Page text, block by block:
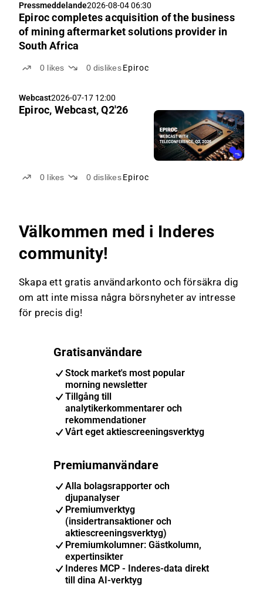
Pressmeddelande2026-08-04 06:30
Epiroc completes acquisition of the business
of mining aftermarket solutions provider in
South Africa
0 likes 0 dislikes Epiroc
Webcast2026-07-17 12:00
Epiroc, Webcast, Q2'26
0 likes 0 dislikes Epiroc
Välkommen med i Inderes
community!
Skapa ett gratis användarkonto och försäkra dig
om att inte missa några börsnyheter av intresse
för precis dig!
Gratisanvändare
Stock market's most popular
morning newsletter
Tillgång till
analytikerkommentarer och
rekommendationer
Vårt eget aktiescreeningsverktyg
Premiumanvändare
Alla bolagsrapporter och
djupanalyser
Premiumverktyg
(insidertransaktioner och
aktiescreeningsverktyg)
Premiumkolumner: Gästkolumn,
expertinsikter
Inderes MCP - Inderes-data direkt
till dina AI-verktyg